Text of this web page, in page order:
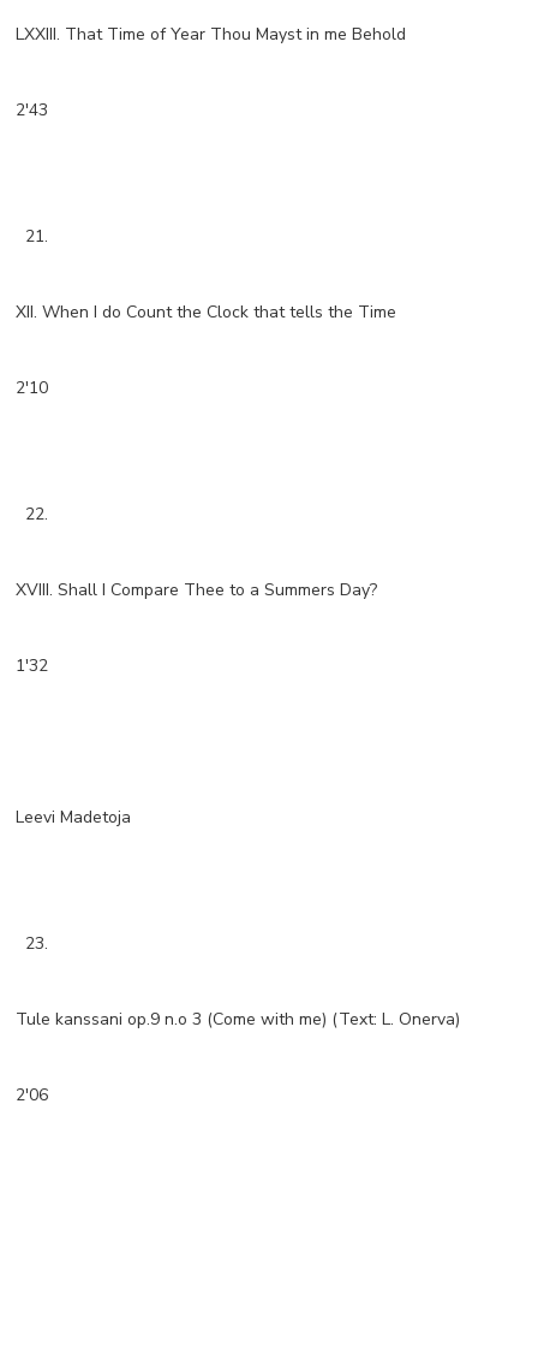
LXXIII. That Time of Year Thou Mayst in me Behold
2'43
21.
XII. When I do Count the Clock that tells the Time
2'10
22.
XVIII. Shall I Compare Thee to a Summers Day?
1'32
Leevi Madetoja
23.
Tule kanssani op.9 n.o 3 (Come with me) (Text: L. Onerva)
2'06